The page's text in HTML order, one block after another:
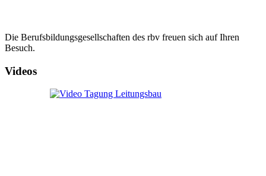
Die Berufsbildungsgesellschaften des rbv freuen sich auf Ihren
Besuch.
Videos